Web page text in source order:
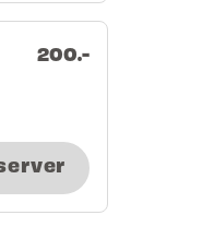
200.-